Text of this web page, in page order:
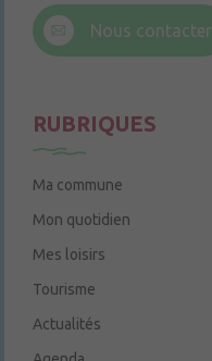
Nous contacter
RUBRIQUES
Ma commune
Mon quotidien
Mes loisirs
Tourisme
Actualités